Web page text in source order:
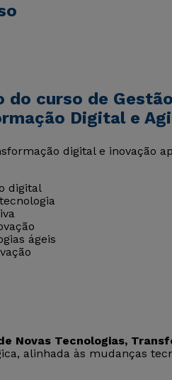
do curso de
Digital e
digital e inovação
digital
ágeis
Novas Tecnologias,
alinhada às mudanças